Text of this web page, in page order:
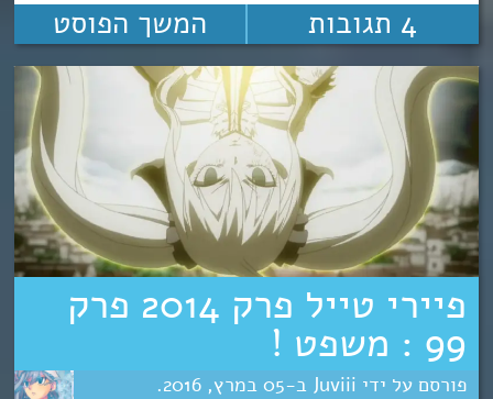
4 תגובות המשך הפוסט
פיירי טייל פרק 2014 פרק
99 : משפט !
Juviii
05 מרץ 2016